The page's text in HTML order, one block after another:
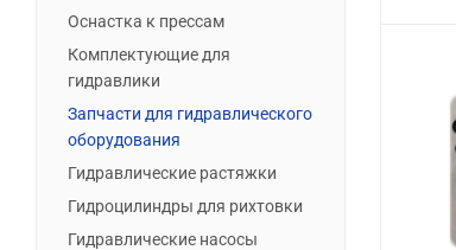
Оснастка к прессам
Комплектующие для
гидравлики
Запчасти для гидравлического
оборудования
Гидравлические растяжки
Гидроцилиндры для рихтовки
Гидравлические насосы